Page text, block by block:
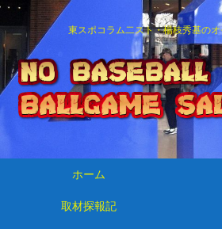
東スポコラム二スト・楊枝秀基の
ホーム
取材探報記